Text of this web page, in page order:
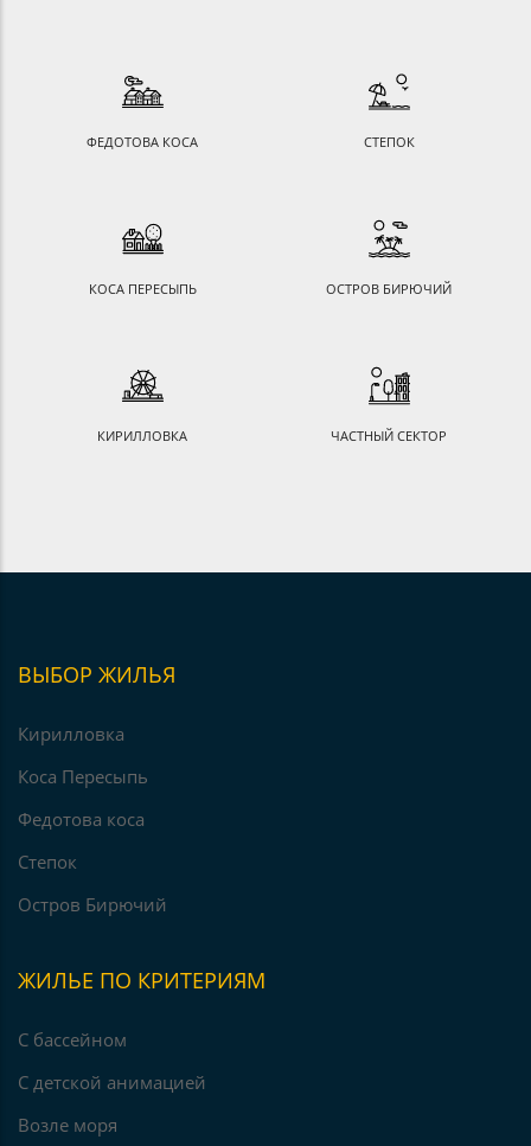
ФЕДОТОВА КОСА СТЕПОК
КОСА ПЕРЕСЫПЬ ОСТРОВ БИРЮЧИЙ
КИРИЛЛОВКА ЧАСТНЫЙ СЕКТОР
ВЫБОР ЖИЛЬЯ
Кирилловка
Коса Пересыпь
Федотова коса
Степок
Остров Бирючий
ЖИЛЬЕ ПО КРИТЕРИЯМ
С бассейном
С детской анимацией
Возле моря